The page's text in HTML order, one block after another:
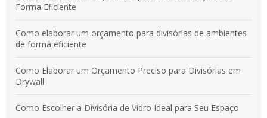
Forma Eficiente
Como elaborar um orçamento para divisórias de ambientes
de forma eficiente
Como Elaborar um Orçamento Preciso para Divisórias em
Drywall
Como Escolher a Divisória de Vidro Ideal para Seu Espaço